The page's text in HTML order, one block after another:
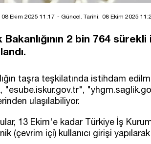
08 Ekim 2025 11:17 - Güncel. Tarihi: 08 Ekim 2025
Bakanlığının 2 bin 764
taşra teşkilatında istihdam
"esube.iskur.gov.tr",
ulaşılabiliyor.
13 Ekim'e kadar Türkiye İş
(çevrim içi) kullanıcı girişi yapılarak